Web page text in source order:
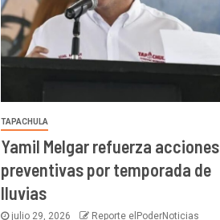
TAPACHULA
Yamil Melgar refuerza acciones
preventivas por temporada de
lluvias
julio 29, 2026 Reporte elPoderNoticias